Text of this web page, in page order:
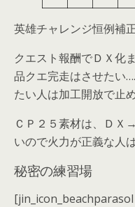
英雄チャレンジ恒例補
クエスト報酬でＤＸ化
品クエ完走はさせたい
たい人は加工開放で止
ＣＰ２５素材は、ＤＸ
いので火力が正義な人
秘密の練習場
[jin_icon_beachparasol